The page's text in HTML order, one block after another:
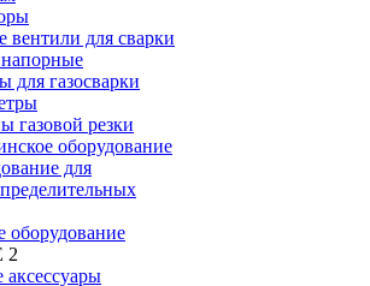
вентили для сварки
для газосварки
газовой резки
оборудование
для
оборудование
2